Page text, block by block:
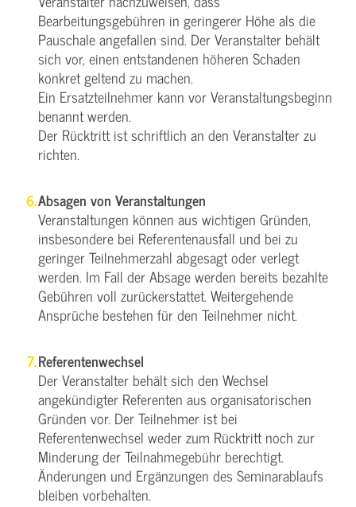
Bearbeitungsgebühren in geringerer Höhe als die
Pauschale angefallen sind. Der Veranstalter behält
sich vor, einen entstandenen höheren Schaden
konkret geltend zu machen.
Ein Ersatzteilnehmer kann vor Veranstaltungsbeginn
benannt werden.
Der Rücktritt ist schriftlich an den Veranstalter zu
richten.
Absagen von Veranstaltungen
Veranstaltungen können aus wichtigen Gründen,
insbesondere bei Referentenausfall und bei zu
geringer Teilnehmerzahl abgesagt oder verlegt
werden. Im Fall der Absage werden bereits bezahlte
Gebühren voll zurückerstattet. Weitergehende
Ansprüche bestehen für den Teilnehmer nicht.
Referentenwechsel
Der Veranstalter behält sich den Wechsel
angekündigter Referenten aus organisatorischen
Gründen vor. Der Teilnehmer ist bei
Referentenwechsel weder zum Rücktritt noch zur
Minderung der Teilnahmegebühr berechtigt.
Änderungen und Ergänzungen des Seminarablaufs
bleiben vorbehalten.